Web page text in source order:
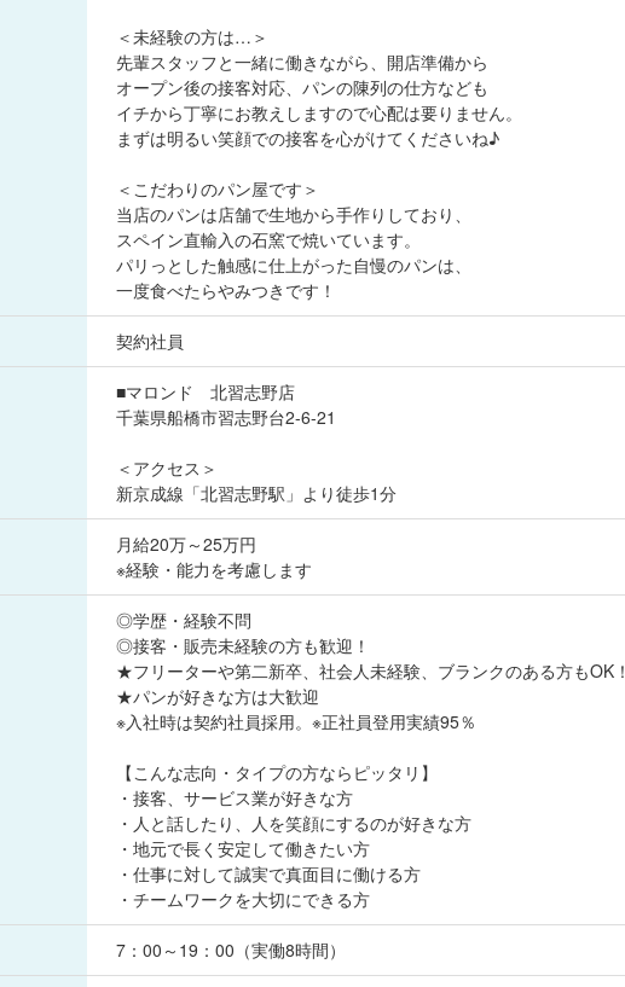
＜未経験の方は…＞
先輩スタッフと一緒に働きながら、開店準備から
オープン後の接客対応、パンの陳列の仕方なども
イチから丁寧にお教えしますので心配は要りません。
まずは明るい笑顔での接客を心がけてくださいね♪
＜こだわりのパン屋です＞
当店のパンは店舗で生地から手作りしており、
スペイン直輸入の石窯で焼いています。
パリっとした触感に仕上がった自慢のパンは、
一度食べたらやみつきです！
契約社員
■マロンド 北習志野店
千葉県船橋市習志野台2-6-21
＜アクセス＞
新京成線「北習志野駅」より徒歩1分
月給20万～25万円
※経験・能力を考慮します
◎学歴・経験不問
◎接客・販売未経験の方も歓迎！
★フリーターや第二新卒、社会人未経験、ブランクのある方もOK！
★パンが好きな方は大歓迎
※入社時は契約社員採用。※正社員登用実績95％
【こんな志向・タイプの方ならピッタリ】
・接客、サービス業が好きな方
・人と話したり、人を笑顔にするのが好きな方
・地元で長く安定して働きたい方
・仕事に対して誠実で真面目に働ける方
・チームワークを大切にできる方
7：00～19：00（実働8時間）